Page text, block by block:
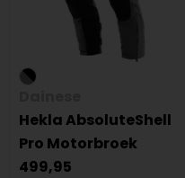
Hekla AbsoluteShell
Pro Motorbroek
499,95